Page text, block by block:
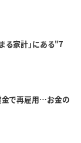
る家計」にある"7
金で再雇用…お金の